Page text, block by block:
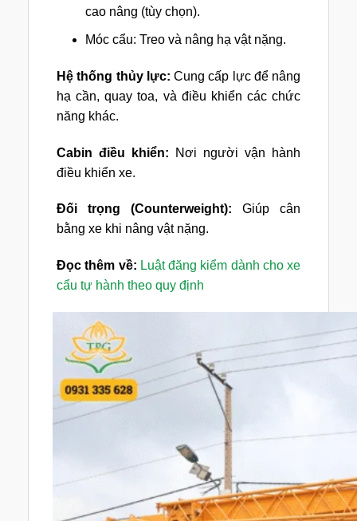
cao nâng (tùy chọn).
Móc cẩu: Treo và nâng hạ vật nặng.
Hệ thống thủy lực: Cung cấp lực để nâng
hạ cần, quay toa, và điều khiển các chức
năng khác.
Cabin điều khiển: Nơi người vận hành
điều khiển xe.
Đối trọng (Counterweight): Giúp cân
bằng xe khi nâng vật nặng.
Đọc thêm về: Luật đăng kiểm dành cho xe
cẩu tự hành theo quy định